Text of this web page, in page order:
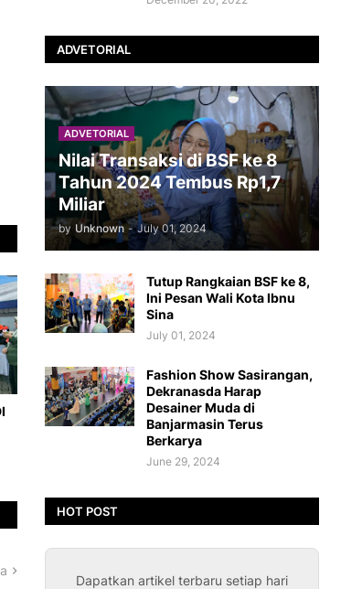
ADVETORIAL
ADVETORIAL
Nilai Transaksi di BSF ke 8
Tahun 2024 Tembus Rp1,7
Miliar
by Unknown - July 01, 2024
Tutup Rangkaian BSF ke 8,
Ini Pesan Wali Kota Ibnu
Sina
July 01, 2024
Fashion Show Sasirangan,
Dekranasda Harap
Desainer Muda di
Banjarmasin Terus
Berkarya
June 29, 2024
HOT POST
Dapatkan artikel terbaru setiap hari